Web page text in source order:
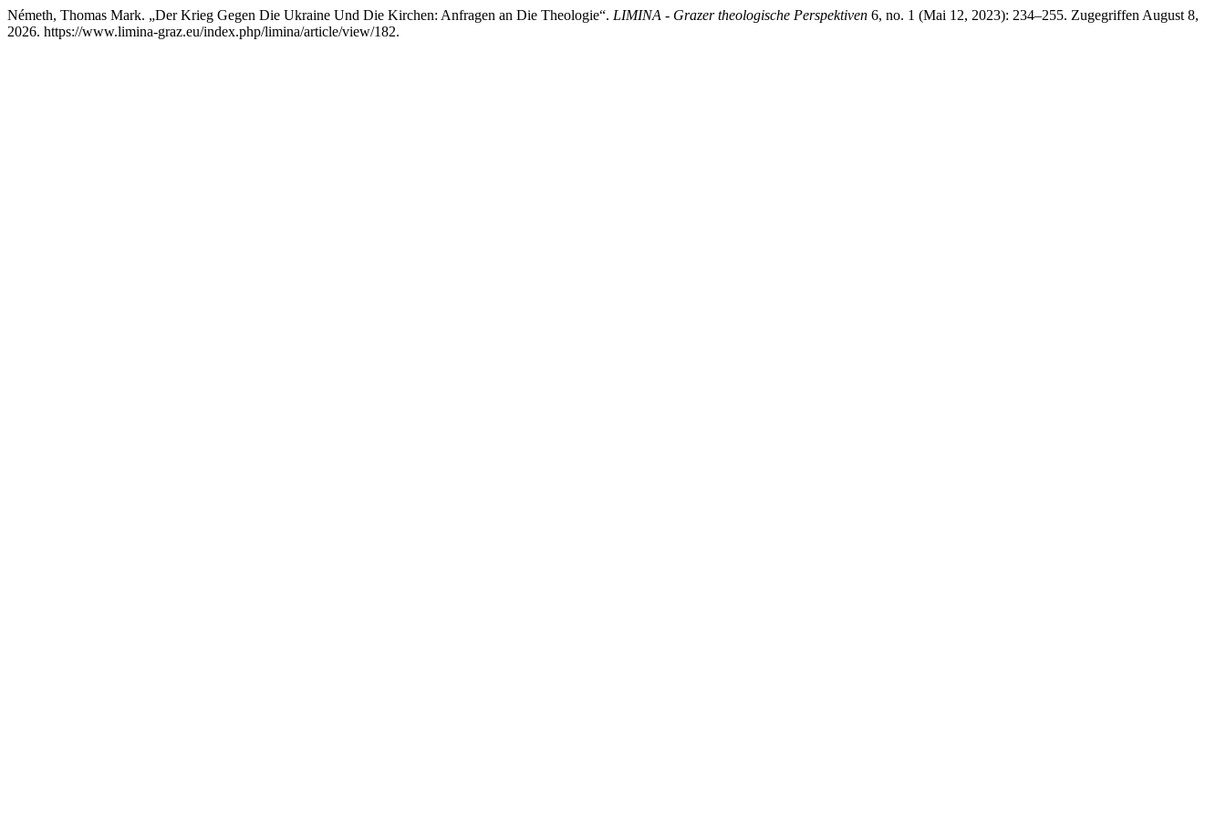
Németh, Thomas Mark. „Der Krieg Gegen Die Ukraine Und Die Kirchen: Anfragen an Die Theologie“. LIMINA - Grazer theologische Perspektiven 6, no. 1 (Mai 12, 2023): 234–255. Zugegriffen August 8,
2026. https://www.limina-graz.eu/index.php/limina/article/view/182.